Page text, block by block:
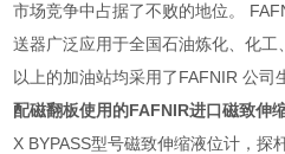
市场竞争中占据了不败的地位。
送器广泛应用于全国石油炼化、化
以上的加油站均采用了FAFNIR 公司
配磁翻板使用的FAFNIR进口磁致伸
X BYPASS型号磁致伸缩液位计，探